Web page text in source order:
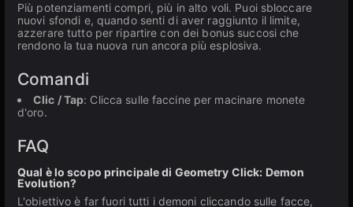
Più potenziamenti compri, più in alto voli. Puoi sbloccare
nuovi sfondi e, quando senti di aver raggiunto il limite,
azzerare tutto per ripartire con dei bonus succosi che
rendono la tua nuova run ancora più esplosiva.
Comandi
Clic / Tap: Clicca sulle faccine per macinare monete
d'oro.
FAQ
Qual è lo scopo principale di Geometry Click: Demon
Evolution?
L'obiettivo è far fuori tutti i demoni cliccando sulle facce,